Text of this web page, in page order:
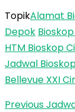
TopikAlamat
Depok
HTM Bioskop
Jadwal
Bellevue XXI
Previous